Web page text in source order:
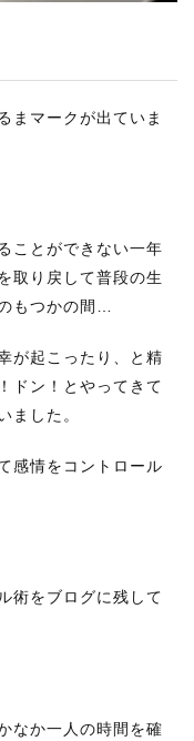
まマークが出ていま
ことができない一年
取り戻して普段の生
もつかの間…
が起こったり、と精
ドン！とやってきて
ました。
感情をコントロール
術をブログに残して
なか一人の時間を確